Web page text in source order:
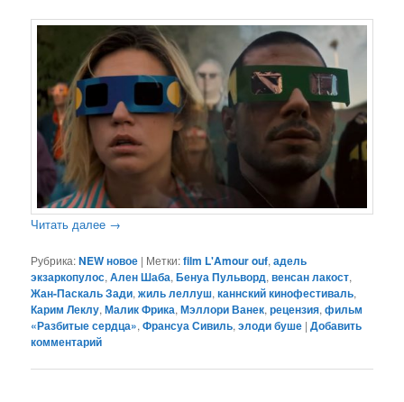
Читать далее →
Рубрика:NEW новое | Метки:film L'Amour ouf,адель
экзаркопулос,Ален Шаба,Бенуа Пульворд,венсан лакост,
Жан-Паскаль Зади,жиль леллуш,каннский кинофестиваль,
Карим Леклу,Малик Фрика,Мэллори Ванек,рецензия,фильм
«Разбитые сердца»,Франсуа Сивиль,элоди буше |Добавить
комментарий